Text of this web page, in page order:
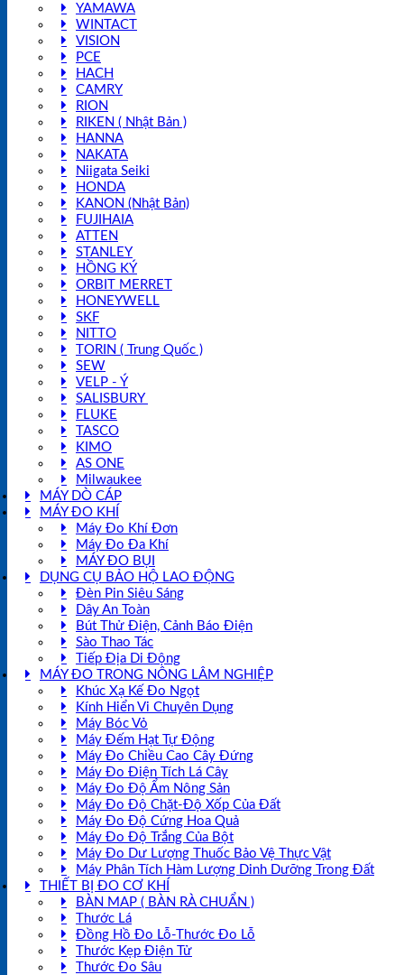
YAMAWA
WINTACT
VISION
PCE
HACH
CAMRY
RION
RIKEN ( Nhật Bản )
HANNA
NAKATA
Niigata Seiki
HONDA
KANON (Nhật Bản)
FUJIHAIA
ATTEN
STANLEY
HỒNG KÝ
ORBIT MERRET
HONEYWELL
SKF
NITTO
TORIN ( Trung Quốc )
SEW
VELP - Ý
SALISBURY
FLUKE
TASCO
KIMO
AS ONE
Milwaukee
MÁY DÒ CÁP
MÁY ĐO KHÍ
Máy Đo Khí Đơn
Máy Đo Đa Khí
MÁY ĐO BỤI
DỤNG CỤ BẢO HỘ LAO ĐỘNG
Đèn Pin Siêu Sáng
Dây An Toàn
Bút Thử Điện, Cảnh Báo Điện
Sào Thao Tác
Tiếp Địa Di Động
MÁY ĐO TRONG NÔNG LÂM NGHIỆP
Khúc Xạ Kế Đo Ngọt
Kính Hiển Vi Chuyên Dụng
Máy Bóc Vỏ
Máy Đếm Hạt Tự Động
Máy Đo Chiều Cao Cây Đứng
Máy Đo Điện Tích Lá Cây
Máy Đo Độ Ẩm Nông Sản
Máy Đo Độ Chặt-Độ Xốp Của Đất
Máy Đo Độ Cứng Hoa Quả
Máy Đo Độ Trắng Của Bột
Máy Đo Dư Lượng Thuốc Bảo Vệ Thực Vật
Máy Phân Tích Hàm Lượng Dinh Dưỡng Trong Đất
THIẾT BỊ ĐO CƠ KHÍ
BÀN MAP ( BÀN RÀ CHUẨN )
Thước Lá
Đồng Hồ Đo Lỗ-Thước Đo Lỗ
Thước Kẹp Điện Tử
Thước Đo Sâu